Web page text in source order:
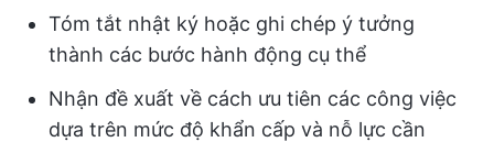
Tóm tắt nhật ký hoặc ghi chép ý tưởng
thành các bước hành động cụ thể
Nhận đề xuất về cách ưu tiên các công việc
dựa trên mức độ khẩn cấp và nỗ lực cần